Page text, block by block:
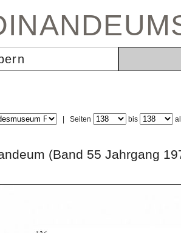
Seiten bis
(Band 55